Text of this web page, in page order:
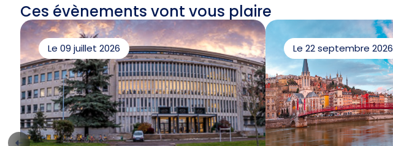
Ces évènements vont vous plaire
Le 09 juillet 2026 Le 22 septembre 2026